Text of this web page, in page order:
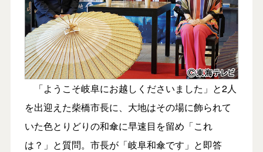
「ようこそ岐阜にお越しくださいました」と2人
を出迎えた柴橋市長に、大地はその場に飾られて
いた色とりどりの和傘に早速目を留め「これ
は？」と質問。市長が「岐阜和傘です」と即答